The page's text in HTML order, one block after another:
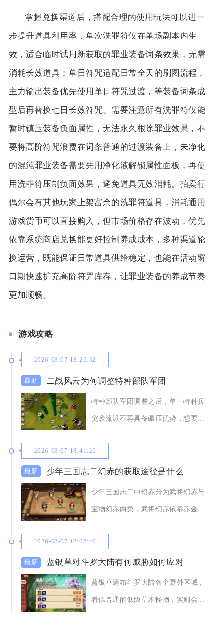
掌握兑换渠道后，搭配合理的使用玩法可以进一
步提升道具利用率，单次洗罪符仅在单场副本内生
效，适合临时试用新获取的罪业装备词条效果，无需
消耗长效道具；单日符咒适配日常全天的刷图流程，
主力输出装备优先使用单日符咒过渡，等装备词条成
型后再替换七日长效符咒。需要注意所有洗罪符仅能
暂时镇压装备负面属性，无法永久根除罪业效果，不
要将高阶符咒浪费在词条普通的过渡装备上，未净化
的混沌罪业装备需要先用净化液解锁属性面板，再使
用洗罪符压制负面效果，避免道具无效消耗。拍卖行
偶尔会有其他玩家上架富余的洗罪符道具，消耗通用
游戏货币可以直接购入，但市场价格存在波动，优先
依靠系统商店兑换能更好控制养成成本，多种渠道轮
换运营，既能保证日常道具供给稳定，也能在活动窗
口期快速扩充高阶符咒库存，让罪业装备的养成节奏
更加顺畅。
游戏攻略
2026-08-07 18:26:32
二战风云为何调整特种部队军团
特种部队军团调整之后，单一特种兵
突袭流派不再具备碾压优势，想要发
2026-08-07 18:41:26
少年三国志二幻赤的获取途径是什么
少年三国志二中幻赤分为武将幻赤与
宝物幻赤两类，武将幻赤依靠赤金幻
2026-08-07 18:08:40
蓝银草对斗罗大陆有何威胁如何应对
蓝银草遍布斗罗大陆各个野外区域，
看似普通的低级草木怪物，实则会大